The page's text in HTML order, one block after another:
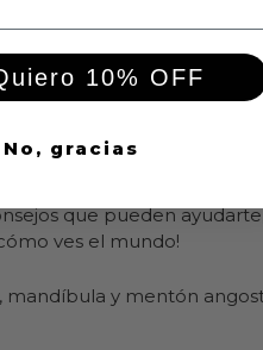
que pueden
ves el mundo!
y mentón
10% OFF
No, gracias